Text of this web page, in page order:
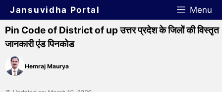
Jansuvidha Portal Menu
Pin Code of District of up उत्तर प्रदेश के जिलों की विस्तृत
जानकारी एंड पिनकोड
Hemraj Maurya